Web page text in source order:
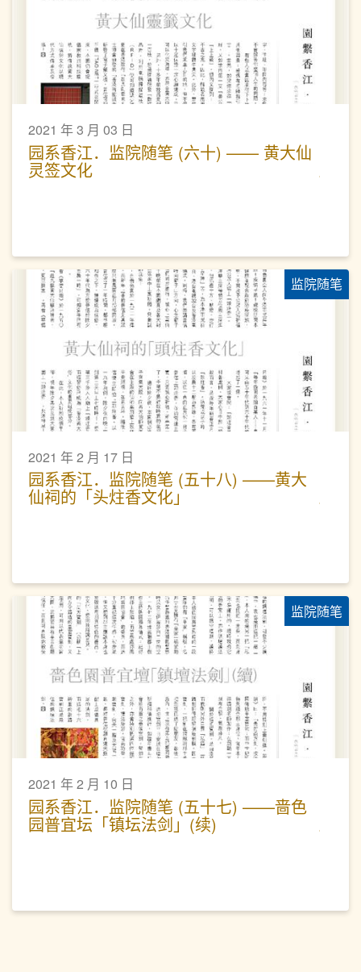
2021 年 3 月 03 日
园系香江．监院随笔 (六十) —— 黄大仙
灵签文化
监院随笔
2021 年 2 月 17 日
园系香江．监院随笔 (五十八) ——黄大
仙祠的「头炷香文化」
监院随笔
2021 年 2 月 10 日
园系香江．监院随笔 (五十七) ——啬色
园普宜坛「镇坛法剑」(续)